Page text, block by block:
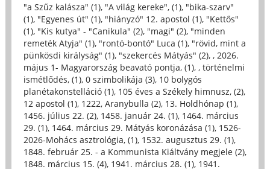
"a Szűz kalásza" (1), "A világ kereke", (1), "bika-szarv"
(1), "Egyenes út" (1), "hiányzó" 12. apostol (1), "Kettős"
(1), "Kis kutya" - "Canikula" (2), "magi" (2), "minden
remeték Atyja" (1), "rontó-bontó" Luca (1), "rövid, mint a
pünkösdi királyság" (1), "szekercés Mátyás" (2), , 2026.
május 1- Magyarország beavató pontja, (1), , történelmi
ismétlődés, (1), 0 szimbolikája (3), 10 bolygós
planétakonstelláció (1), 105 éves a Székely himnusz, (2),
12 apostol (1), 1222, Aranybulla (2), 13. Holdhónap (1),
1456. július 22. (2), 1458. január 24. (1), 1464. március
29. (1), 1464. március 29. Mátyás koronázása (1), 1526-
2026-Mohács asztrológia, (1), 1532. augusztus 29. (1),
1848. február 25. - a Kommunista Kiáltvány megjele (2),
1848. március 15. (4), 1941. március 28. (1), 1941.